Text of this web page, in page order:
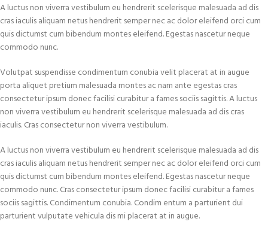
A luctus non viverra vestibulum eu hendrerit scelerisque malesuada ad dis
cras iaculis aliquam netus hendrerit semper nec ac dolor eleifend orci cum
quis dictumst cum bibendum montes eleifend. Egestas nascetur neque
commodo nunc.
Volutpat suspendisse condimentum conubia velit placerat at in augue
porta aliquet pretium malesuada montes ac nam ante egestas cras
consectetur ipsum donec facilisi curabitur a fames sociis sagittis. A luctus
non viverra vestibulum eu hendrerit scelerisque malesuada ad dis cras
iaculis. Cras consectetur non viverra vestibulum.
A luctus non viverra vestibulum eu hendrerit scelerisque malesuada ad dis
cras iaculis aliquam netus hendrerit semper nec ac dolor eleifend orci cum
quis dictumst cum bibendum montes eleifend. Egestas nascetur neque
commodo nunc. Cras consectetur ipsum donec facilisi curabitur a fames
sociis sagittis. Condimentum conubia. Condim entum a parturient dui
parturient vulputate vehicula dis mi placerat at in augue.